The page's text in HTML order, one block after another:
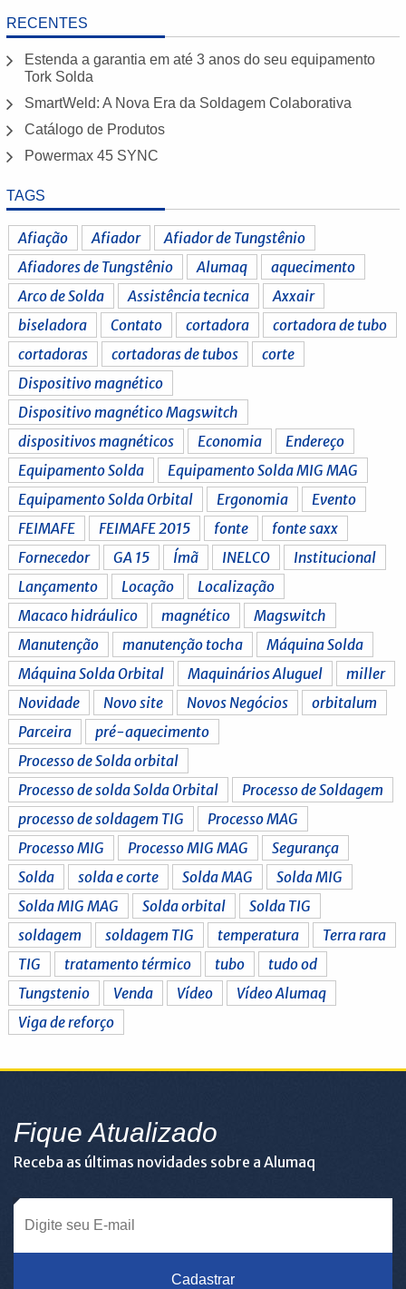
RECENTES
Estenda a garantia em até 3 anos do seu equipamento
Tork Solda
SmartWeld: A Nova Era da Soldagem Colaborativa
Catálogo de Produtos
Powermax 45 SYNC
TAGS
Afiação Afiador
Afiador de Tungstênio
Afiadores de Tungstênio
Alumaq
aquecimento
Arco de Solda
Assistência tecnica
Axxair
biseladora
Contato cortadora
cortadora de tubo
cortadoras
cortadoras de tubos
corte
Dispositivo magnético
Dispositivo magnético Magswitch
dispositivos magnéticos
Economia
Endereço
Equipamento Solda
Equipamento Solda MIG MAG
Equipamento Solda Orbital
Ergonomia
Evento
FEIMAFE
FEIMAFE 2015 fonte
fonte saxx
Fornecedor
GA 15 Ímã INELCO
Institucional
Lançamento
Locação
Localização
Macaco hidráulico
magnético
Magswitch
Manutenção
manutenção tocha
Máquina Solda
Máquina Solda Orbital
Maquinários Aluguel
miller
Novidade
Novo site Novos Negócios
orbitalum
Parceira
pré-aquecimento
Processo de Solda orbital
Processo de solda Solda Orbital
Processo de Soldagem
processo de soldagem TIG
Processo MAG
Processo MIG
Processo MIG MAG
Segurança
Solda
solda e corte Solda MAG
Solda MIG
Solda MIG MAG
Solda orbital
Solda TIG
soldagem
soldagem TIG temperatura
Terra rara
TIG
tratamento térmico tubo
tudo od
Tungstenio
Venda Vídeo
Vídeo Alumaq
Viga de reforço
Fique Atualizado
Receba as últimas novidades sobre a Alumaq
Cadastrar